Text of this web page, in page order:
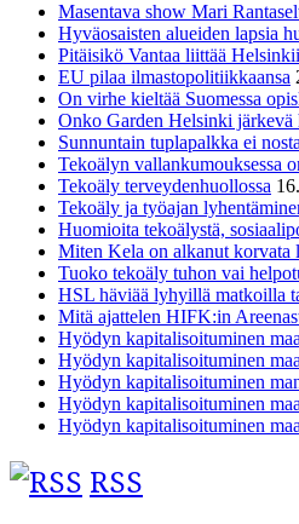
Masentava show Mari
Hyväosaisten alueiden lapsia
Pitäisikö Vantaa liittää
EU pilaa ilmastopolitiikkaansa
On virhe kieltää Suomessa
Onko Garden Helsinki järkevä
Sunnuntain tuplapalkka ei
Tekoälyn vallankumouksessa
Tekoäly terveydenhuollossa
Tekoäly ja työajan
Huomioita tekoälystä,
Miten Kela on alkanut korvata
Tuoko tekoäly tuhon vai
HSL häviää lyhyillä matkoilla
Mitä ajattelen HIFK:in
Hyödyn kapitalisoituminen
Hyödyn kapitalisoituminen
Hyödyn kapitalisoituminen
Hyödyn kapitalisoituminen
Hyödyn kapitalisoituminen
RSS